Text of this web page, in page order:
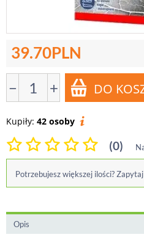
39.70PLN
− +
Kupiły: 42 osoby
(0)
Potrzebujesz większej ilości?
Opis